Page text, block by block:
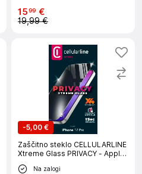
1599 €
19,99 €
-5,00 €
Zaščitno steklo CELLULARLINE
Xtreme Glass PRIVACY - Apple
iPhone 17 PRO
Na zalogi